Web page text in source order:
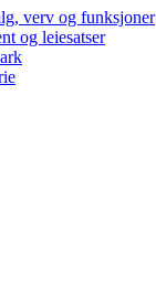
verv og funksjoner
og leiesatser